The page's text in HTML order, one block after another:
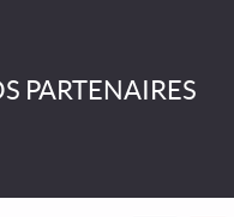
PARTENAIRES